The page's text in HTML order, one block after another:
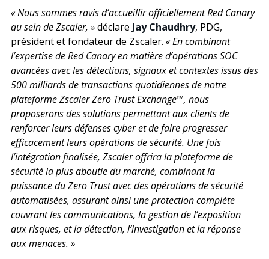
« Nous sommes ravis d’accueillir officiellement Red Canary
au sein de Zscaler, »déclare Jay Chaudhry, PDG,
président et fondateur de Zscaler. « En combinant
l’expertise de Red Canary en matière d’opérations SOC
avancées avec les détections, signaux et contextes issus des
500 milliards de transactions quotidiennes de notre
plateforme Zscaler Zero Trust Exchange™, nous
proposerons des solutions permettant aux clients de
renforcer leurs défenses cyber et de faire progresser
efficacement leurs opérations de sécurité. Une fois
l’intégration finalisée, Zscaler offrira la plateforme de
sécurité la plus aboutie du marché, combinant la
puissance du Zero Trust avec des opérations de sécurité
automatisées, assurant ainsi une protection complète
couvrant les communications, la gestion de l’exposition
aux risques, et la détection, l’investigation et la réponse
aux menaces. »